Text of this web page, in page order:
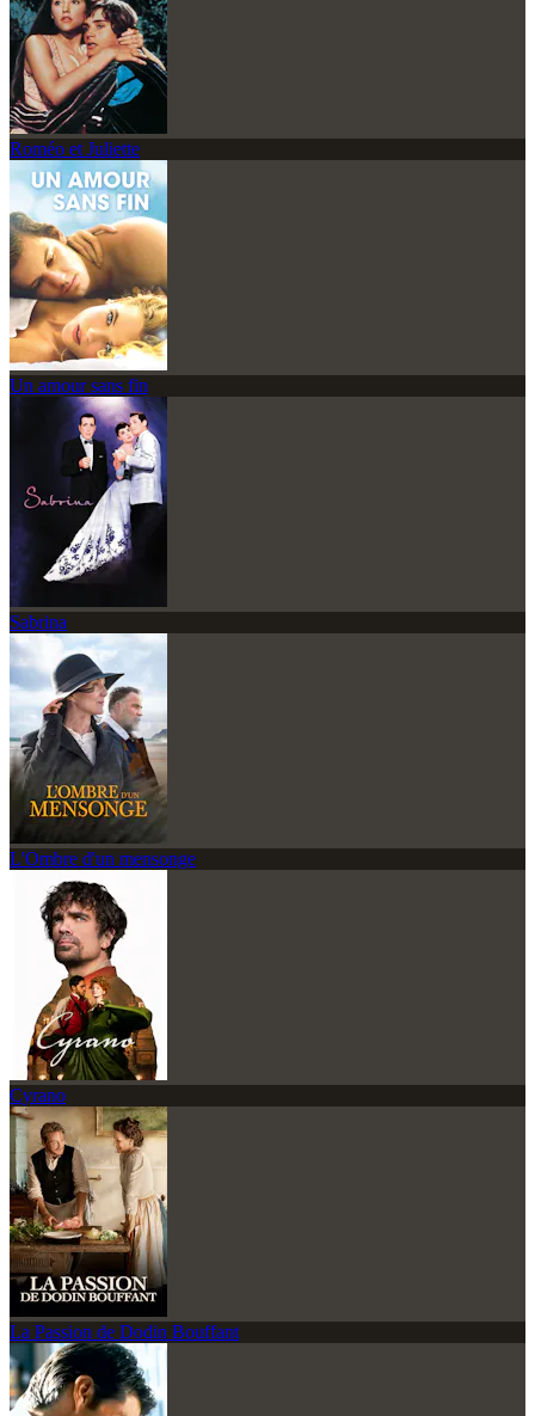
Roméo et Juliette
Un amour sans fin
Sabrina
L'Ombre d'un mensonge
Cyrano
La Passion de Dodin Bouffant